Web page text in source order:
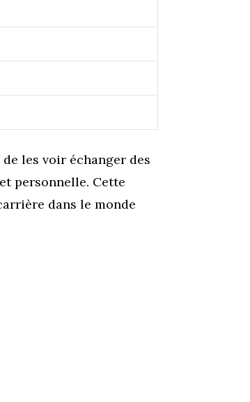
les voir échanger des
personnelle. Cette
dans le monde